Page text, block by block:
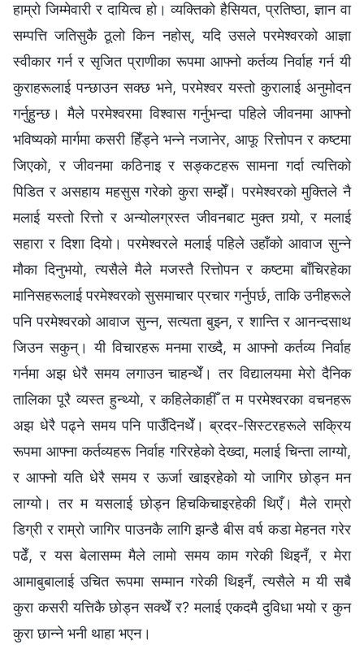
हाम्रो जिम्मेवारी र दायित्व हो। व्यक्तिको हैसियत, प्रतिष्ठा, ज्ञान वा
सम्पत्ति जतिसुकै ठूलो किन नहोस्, यदि उसले परमेश्‍वरको आज्ञा
स्वीकार गर्न र सृजित प्राणीका रूपमा आफ्नो कर्तव्य निर्वाह गर्न यी
कुराहरूलाई पन्छाउन सक्छ भने, परमेश्‍वर यस्तो कुरालाई अनुमोदन
गर्नुहुन्छ। मैले परमेश्‍वरमा विश्वास गर्नुभन्दा पहिले जीवनमा आफ्नो
भविष्यको मार्गमा कसरी हिँड्ने भन्ने नजानेर, आफू रित्तोपन र कष्टमा
जिएको, र जीवनमा कठिनाइ र सङ्कटहरू सामना गर्दा त्यत्तिको
पिडित र असहाय महसुस गरेको कुरा सम्झेँ। परमेश्‍वरको मुक्तिले नै
मलाई यस्तो रित्तो र अन्योलग्रस्त जीवनबाट मुक्त गर्‍यो, र मलाई
सहारा र दिशा दियो। परमेश्‍वरले मलाई पहिले उहाँको आवाज सुन्ने
मौका दिनुभयो, त्यसैले मैले मजस्तै रित्तोपन र कष्टमा बाँचिरहेका
मानिसहरूलाई परमेश्‍वरको सुसमाचार प्रचार गर्नुपर्छ, ताकि उनीहरूले
पनि परमेश्‍वरको आवाज सुन्न, सत्यता बुझ्न, र शान्ति र आनन्दसाथ
जिउन सकुन्। यी विचारहरू मनमा राख्दै, म आफ्नो कर्तव्य निर्वाह
गर्नमा अझ धेरै समय लगाउन चाहन्थेँ। तर विद्यालयमा मेरो दैनिक
तालिका पूरै व्यस्त हुन्थ्यो, र कहिलेकाहीँ त म परमेश्‍वरका वचनहरू
अझ धेरै पढ्ने समय पनि पाउँदिनथेँ। ब्रदर-सिस्टरहरूले सक्रिय
रूपमा आफ्ना कर्तव्यहरू निर्वाह गरिरहेको देख्दा, मलाई चिन्ता लाग्यो,
र आफ्नो यति धेरै समय र ऊर्जा खाइरहेको यो जागिर छोड्न मन
लाग्यो। तर म यसलाई छोड्न हिचकिचाइरहेकी थिएँ। मैले राम्रो
डिग्री र राम्रो जागिर पाउनकै लागि झन्डै बीस वर्ष कडा मेहनत गरेर
पढेँ, र यस बेलासम्म मैले लामो समय काम गरेकी थिइनँ, र मेरा
आमाबुबालाई उचित रूपमा सम्मान गरेकी थिइनँ, त्यसैले म यी सबै
कुरा कसरी यत्तिकै छोड्न सक्थेँ र? मलाई एकदमै दुविधा भयो र कुन
कुरा छान्ने भनी थाहा भएन।